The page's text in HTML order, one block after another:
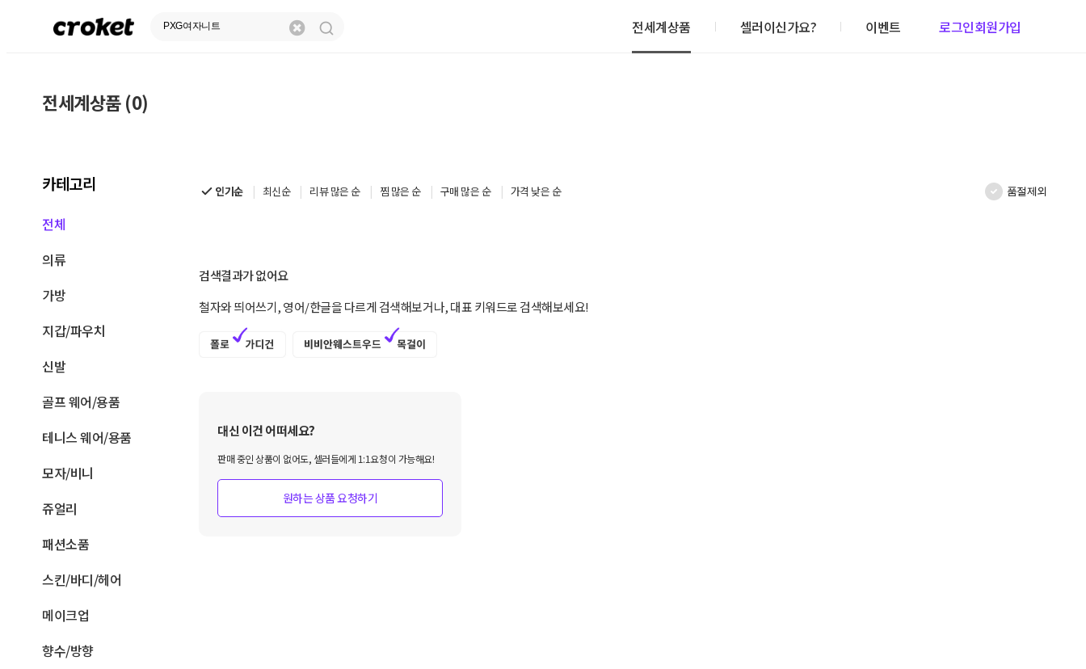
전세계상품 셀러이신가요? 이벤트 로그인회원가입
전세계상품 (0)
카테고리
전체
의류
가방
지갑/파우치
신발
골프 웨어/용품
테니스 웨어/용품
모자/비니
쥬얼리
패션소품
스킨/바디/헤어
메이크업
향수/방향
인기순 최신순 리뷰 많은 순 찜 많은 순 구매 많은 순 가격 낮은 순 품절제외
검색결과가 없어요
철자와 띄어쓰기, 영어/한글을 다르게 검색해보거나, 대표 키워드로 검색해보세요!
대신 이건 어떠세요?
판매 중인 상품이 없어도, 셀러들에게 1:1요청이 가능해요!
원하는 상품 요청하기